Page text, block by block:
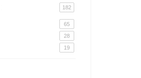
182
65
28
19